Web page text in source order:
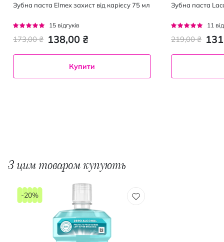
Зубна паста Elmex захист від карієсу 75 мл
Рейтинг:
15 відгуків
138,00 ₴
173,00 ₴
Купити
Зубна паста
Рейтинг:
11
219,00 ₴
З цим товаром купують
-20%